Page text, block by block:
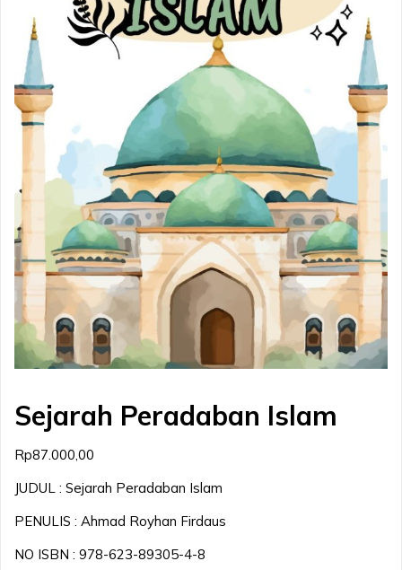
Sejarah Peradaban Islam
Rp87.000,00
JUDUL : Sejarah Peradaban Islam
PENULIS : Ahmad Royhan Firdaus
NO ISBN : 978-623-89305-4-8